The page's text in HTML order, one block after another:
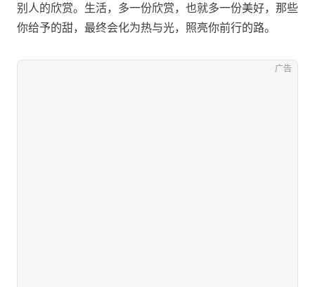
别人的欣赏。生活，多一份欣赏，也就多一份美好，那些
你给予的甜，最终会化为热与光，照亮你前行的路。
广告